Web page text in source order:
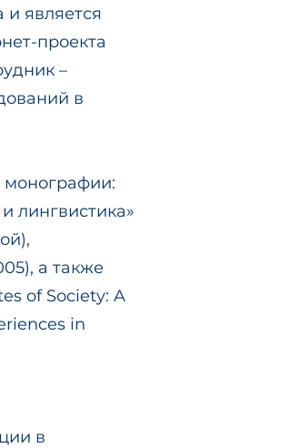
и является
проекта
–
в
монографии:
лингвистика»
а также
of Society: A
in
в